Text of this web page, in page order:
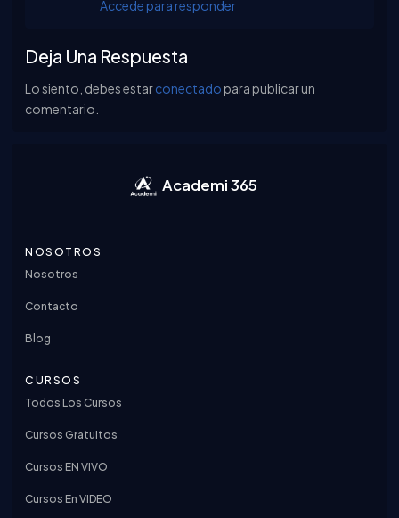
Accede para responder
Deja Una Respuesta
Lo siento, debes estarconectadopara publicar un
comentario.
Academi 365
NOSOTROS
Nosotros
Contacto
Blog
CURSOS
Todos Los Cursos
Cursos Gratuitos
Cursos EN VIVO
Cursos En VIDEO